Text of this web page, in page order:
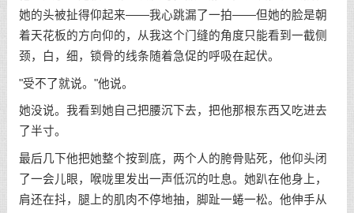
她的头被扯得仰起来——我心跳漏了一拍——但她的脸是朝
着天花板的方向仰的，从我这个门缝的角度只能看到一截侧
颈，白，细，锁骨的线条随着急促的呼吸在起伏。
"受不了就说。"他说。
她没说。我看到她自己把腰沉下去，把他那根东西又吃进去
了半寸。
最后几下他把她整个按到底，两个人的胯骨贴死，他仰头闭
了一会儿眼，喉咙里发出一声低沉的吐息。她趴在他身上，
肩还在抖，腿上的肌肉不停地抽，脚趾一蜷一松。他伸手从